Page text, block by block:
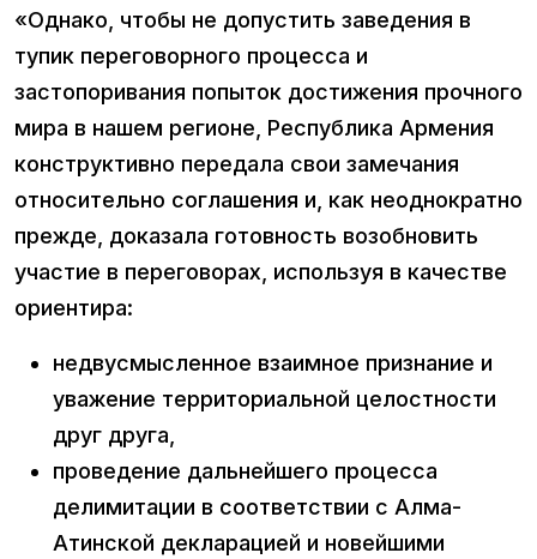
«Однако, чтобы не допустить заведения в
тупик переговорного процесса и
застопоривания попыток достижения прочного
мира в нашем регионе, Республика Армения
конструктивно передала свои замечания
относительно соглашения и, как неоднократно
прежде, доказала готовность возобновить
участие в переговорах, используя в качестве
ориентира:
недвусмысленное взаимное признание и
уважение территориальной целостности
друг друга,
проведение дальнейшего процесса
делимитации в соответствии с Алма-
Атинской декларацией и новейшими